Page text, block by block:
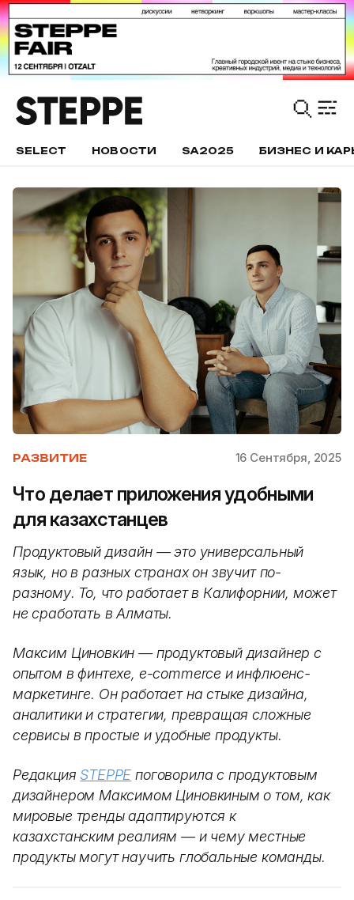
SELECT НОВОСТИ SA2025 БИЗНЕС И
РАЗВИТИЕ 16 Сентября, 2025
Что делает приложения удобными
для казахстанцев
Продуктовый дизайн — это универсальный
язык, но в разных странах он звучит по-
разному. То, что работает в Калифорнии, может
не сработать в Алматы.
Максим Циновкин — продуктовый дизайнер с
опытом в финтехе, e-commerce и инфлюенс-
маркетинге. Он работает на стыке дизайна,
аналитики и стратегии, превращая сложные
сервисы в простые и удобные продукты.
Редакция STEPPE поговорила с продуктовым
дизайнером Максимом Циновкиным о том, как
мировые тренды адаптируются к
казахстанским реалиям — и чему местные
продукты могут научить глобальные команды.